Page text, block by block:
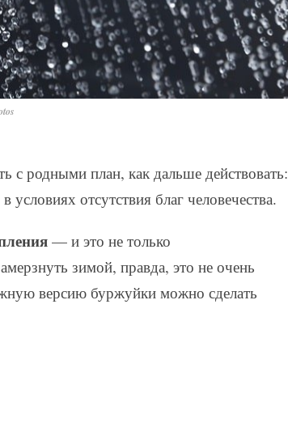
с родными план, как дальше действовать:
отсутствия благ человечества.
— и это не только
зимой, правда, это не очень
версию буржуйки можно сделать